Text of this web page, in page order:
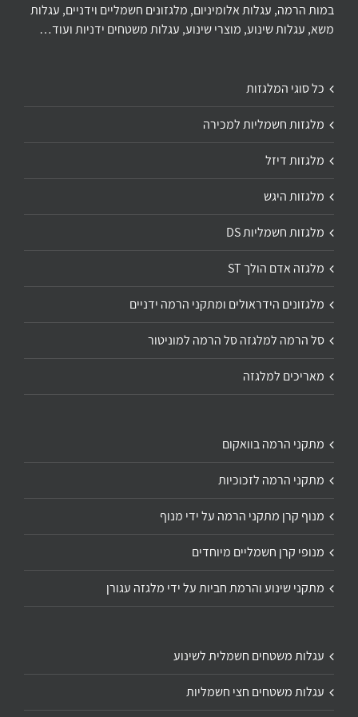
במות הרמה, עגלות אלומיניום, מלגזונים חשמליים וידניים, עגלות
משא, עגלות שינוע, מוצרי שינוע, עגלות משטחים ידניות ועוד…
כל סוגי המלגזות
מלגזות חשמליות למכירה
מלגזות דיזל
מלגזות היגש
מלגזות חשמליות DS
מלגזה אדם הולך ST
מלגזונים הידראולים ומתקני הרמה ידניים
סל הרמה למלגזה סל הרמה למוניטור
מאריכים למלגזה
מתקני הרמה בוואקום
מתקני הרמה לזכוכיות
מנוף קרן מתקני הרמה על ידי מנוף
מנופי קרן חשמליים מיוחדים
מתקני שינוע והרמת חביות על ידי מלגזה עגורן
עגלות משטחים חשמלית לשינוע
עגלות משטחים חצי חשמליות